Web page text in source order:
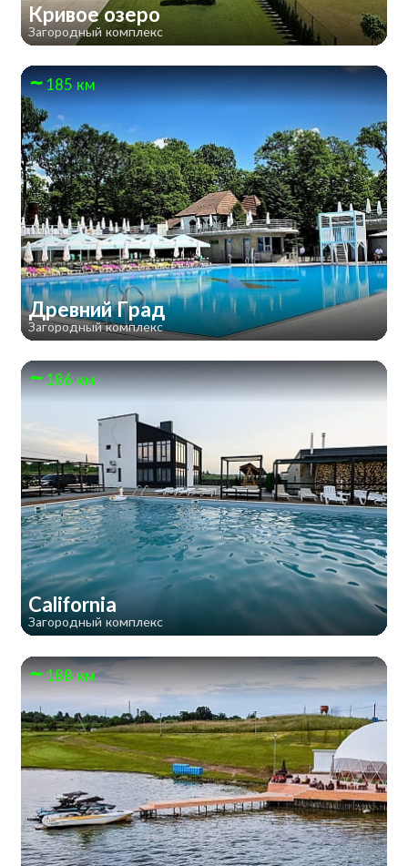
Кривое озеро
Загородный комплекс
185 км
Древний Град
Загородный комплекс
186 км
California
Загородный комплекс
188 км